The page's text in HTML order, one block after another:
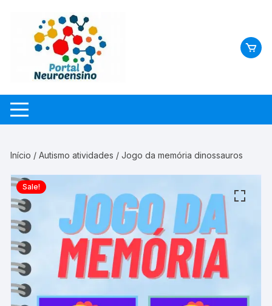
Início /Autismo atividades / Jogo da memória dinossauros
Sale!